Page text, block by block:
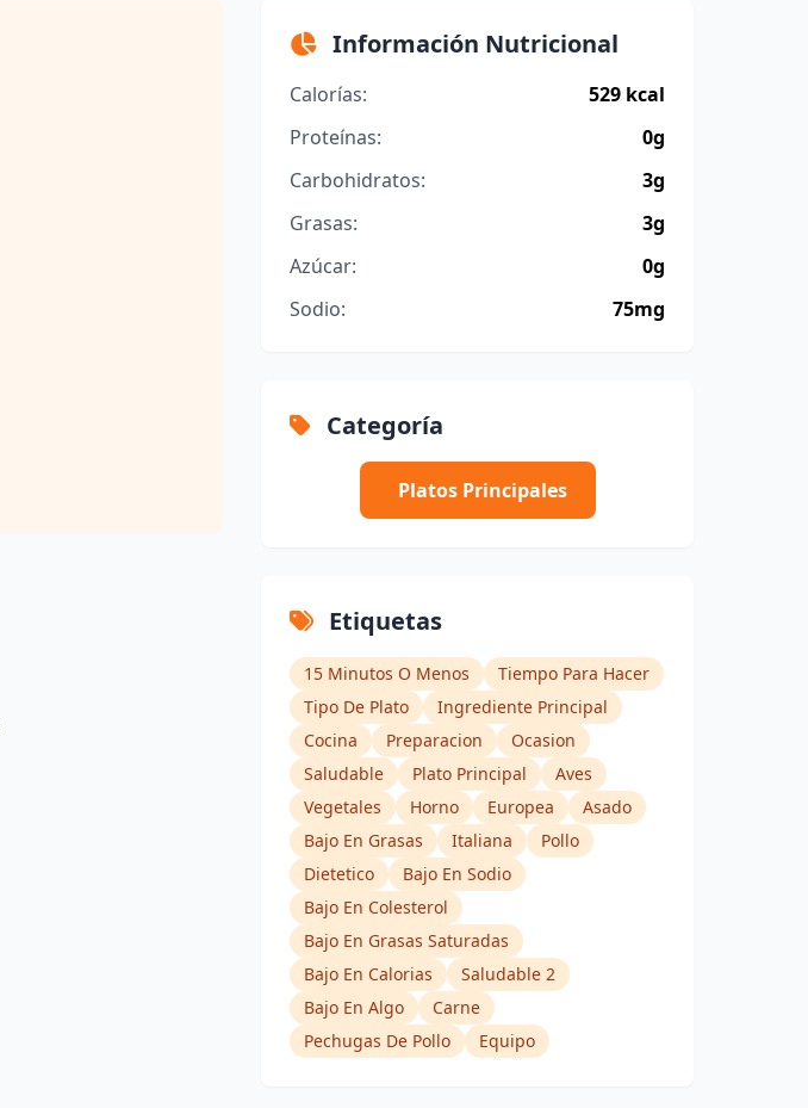
Información Nutricional
Calorías:
529 kcal
Proteínas:
0g
Carbohidratos:
3g
Grasas:
3g
Azúcar:
0g
Sodio:
75mg
Categoría
Platos Principales
Etiquetas
15 Minutos O Menos
Tiempo Para Hacer
Tipo De Plato
Ingrediente Principal
Cocina
Preparacion
Ocasion
Saludable
Plato Principal
Aves
Vegetales
Horno Europea
Asado
Bajo En Grasas
Italiana
Pollo
Dietetico
Bajo En Sodio
Bajo En Colesterol
Bajo En Grasas Saturadas
Bajo En Calorias
Saludable 2
Bajo En Algo
Carne
Pechugas De Pollo
Equipo